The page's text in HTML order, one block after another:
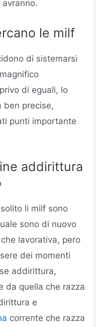
le milf
di sistemarsi
di eguali, lo
ben precise,
punti importante
addirittura
li milf sono
sono di nuovo
lavorativa, pero
dei momenti
addirittura,
da quella che razza
e
corrente che razza